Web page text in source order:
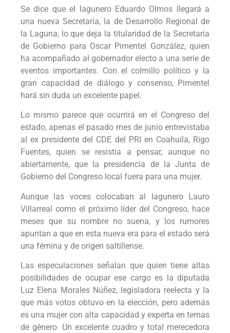
Se dice que el lagunero Eduardo Olmos llegará a
una nueva Secretaría, la de Desarrollo Regional de
la Laguna, lo que deja la titularidad de la Secretaría
de Gobierno para Oscar Pimentel González, quien
ha acompañado al gobernador electo a una serie de
eventos importantes. Con el colmillo político y la
gran capacidad de diálogo y consenso, Pimentel
hará sin duda un excelente papel.
Lo mismo parece que ocurrirá en el Congreso del
estado, apenas el pasado mes de junio entrevistaba
al ex presidente del CDE del PRI en Coahuila, Rigo
Fuentes, quien se resistía a pensar, aunque no
abiertamente, que la presidencia de la Junta de
Gobierno del Congreso local fuera para una mujer.
Aunque las voces colocaban al lagunero Lauro
Villarreal como el próximo líder del Congreso, hace
meses que su nombre no suena, y los rumores
apuntan a que en esta nueva era para el estado será
una fémina y de origen saltillense.
Las especulaciones señalan que quien tiene altas
posibilidades de ocupar ese cargo es la diputada
Luz Elena Morales Núñez, legisladora reelecta y la
que más votos obtuvo en la elección, pero además
es una mujer con alta capacidad y experta en temas
de género. Un excelente cuadro y total merecedora